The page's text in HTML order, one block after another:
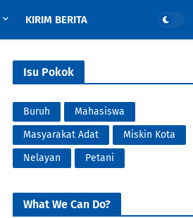
KIRIM BERITA
Isu Pokok
Buruh
Mahasiswa
Masyarakat Adat
Miskin Kota
Nelayan
Petani
What We Can Do?